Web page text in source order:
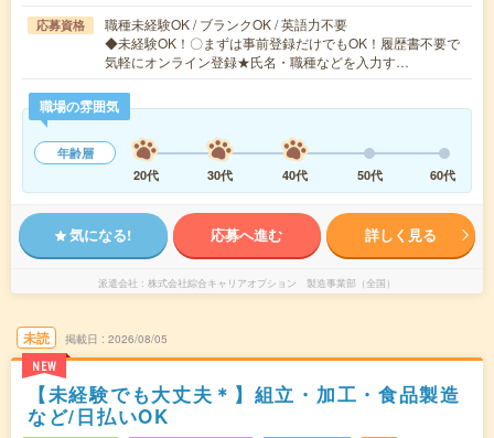
応募資格
職種未経験OK / ブランクOK / 英語力不要
◆未経験OK！〇まずは事前登録だけでもOK！履歴書不要で
気軽にオンライン登録★氏名・職種などを入力す…
職場の雰囲気
年齢層
20代
30代 40代 50代 60代
気になる! 応募へ進む 詳しく見る
派遣会社 株式会社綜合キャリアオプション 製造事業部（全国）
未読
NEW
掲載日 2026/08/05
【未経験でも大丈夫＊】組立・加工・食品製造
など/日払いOK